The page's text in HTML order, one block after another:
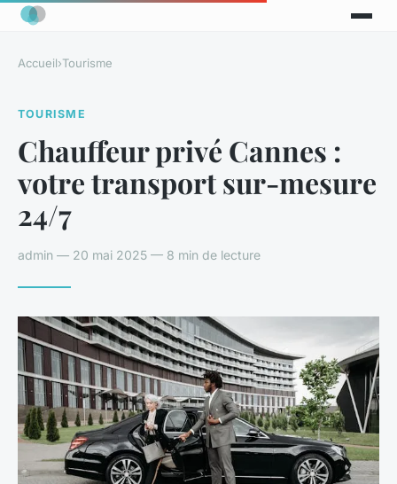
Accueil›Tourisme
TOURISME
Chauffeur privé Cannes :
votre transport sur-mesure
24/7
admin — 20 mai 2025 — 8 min de lecture